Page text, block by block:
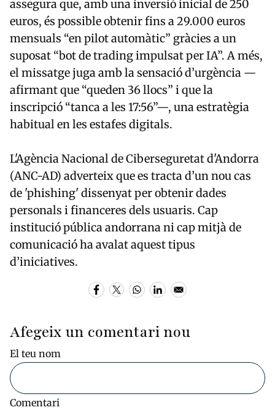
assegura que, amb una inversió inicial de 250
euros, és possible obtenir fins a 29.000 euros
mensuals “en pilot automàtic” gràcies a un
suposat “bot de trading impulsat per IA”. A més,
el missatge juga amb la sensació d’urgència —
afirmant que “queden 36 llocs” i que la
inscripció “tanca a les 17:56”—, una estratègia
habitual en les estafes digitals.
L'Agència Nacional de Ciberseguretat d'Andorra
(ANC-AD) adverteix que es tracta d’un nou cas
de 'phishing' dissenyat per obtenir dades
personals i financeres dels usuaris. Cap
institució pública andorrana ni cap mitjà de
comunicació ha avalat aquest tipus
d’iniciatives.
Afegeix un comentari nou
El teu nom
Comentari